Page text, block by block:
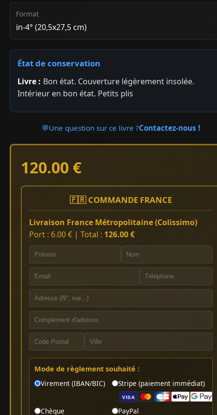
Format
in-4° (20,5x27,5 cm)
État de conservation
Livre : Bon état. Couverture légèrement insolée.
Intérieur en bon état. Petits plis
💬Une question sur ce livre ?Contactez-nous !
120.00 €
🇫🇷 COMMANDE FRANCE
Livraison France Métropolitaine (Colissimo)
Port : 6.00 € | Total : 126.00 €
Mode de règlement souhaité :
Virement (IBAN/BIC)
Stripe (paiement immédiat)
VISA
Chèque PayPal